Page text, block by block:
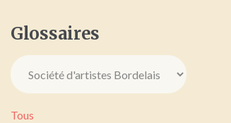
Glossaires
Tous